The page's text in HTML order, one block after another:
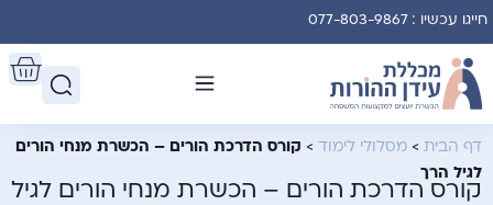
חייגו עכשיו : 077-803-9867
דף הבית > מסלולי לימוד > קורס הדרכת הורים – הכשרת מנחי הורים
לגיל הרך
קורס הדרכת הורים – הכשרת מנחי הורים לגיל